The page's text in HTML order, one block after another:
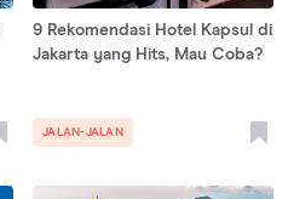
9 Rekomendasi Hotel Kapsul di
Jakarta yang Hits, Mau Coba?
JALAN-JALAN